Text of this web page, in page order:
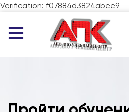
Verification: f07884d3824abee9